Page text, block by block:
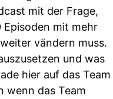
mit der Frage,
mit mehr
vändern muss.
und was
hier auf das Team
wenn das Team